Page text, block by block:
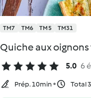
TM7 TM6 TM5 TM31
Quiche aux
5.0 6
Prép. 10min Total